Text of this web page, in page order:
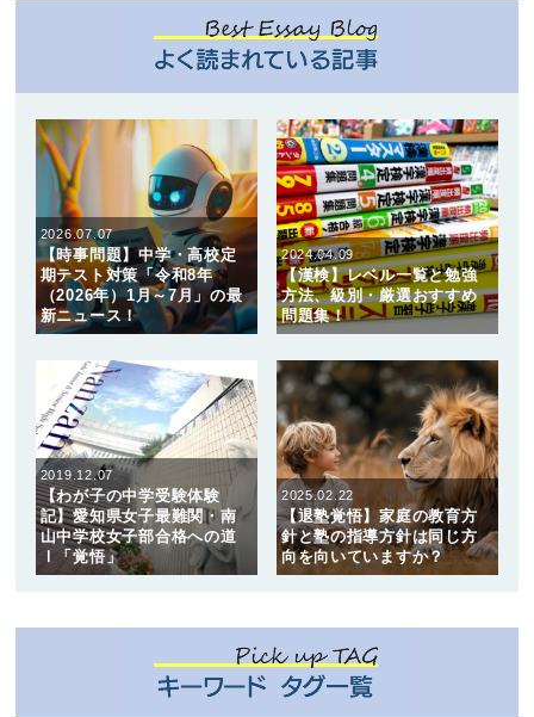
2026.07.07
【時事問題】中学・高校定
期テスト対策「令和8年
（2026年）1月～7月」の最
新ニュース！
2024.04.09
【漢検】レベル一覧と勉強
方法、級別・厳選おすすめ
問題集！
2019.12.07
【わが子の中学受験体験
記】愛知県女子最難関・南
山中学校女子部合格への道
Ⅰ「覚悟」
2025.02.22
【退塾覚悟】家庭の教育方
針と塾の指導方針は同じ方
向を向いていますか？